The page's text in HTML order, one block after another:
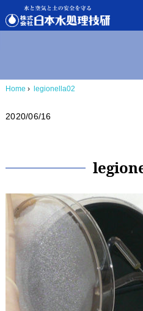
Home › legionella02
2020/06/16